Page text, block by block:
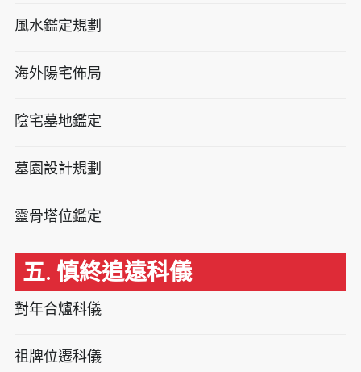
風水鑑定規劃
海外陽宅佈局
陰宅墓地鑑定
墓園設計規劃
靈骨塔位鑑定
五. 慎終追遠科儀
對年合爐科儀
祖牌位遷科儀